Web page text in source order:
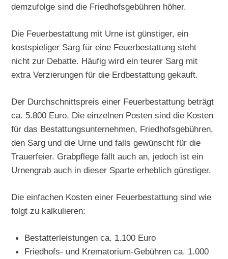
demzufolge sind die Friedhofsgebühren höher.
Die Feuerbestattung mit Urne ist günstiger, ein
kostspieliger Sarg für eine Feuerbestattung steht
nicht zur Debatte. Häufig wird ein teurer Sarg mit
extra Verzierungen für die Erdbestattung gekauft.
Der Durchschnittspreis einer Feuerbestattung beträgt
ca. 5.800 Euro. Die einzelnen Posten sind die Kosten
für das Bestattungsunternehmen, Friedhofsgebühren,
den Sarg und die Urne und falls gewünscht für die
Trauerfeier. Grabpflege fällt auch an, jedoch ist ein
Urnengrab auch in dieser Sparte erheblich günstiger.
Die einfachen Kosten einer Feuerbestattung sind wie
folgt zu kalkulieren:
Bestatterleistungen ca. 1.100 Euro
Friedhofs- und Krematorium-Gebühren ca. 1.000